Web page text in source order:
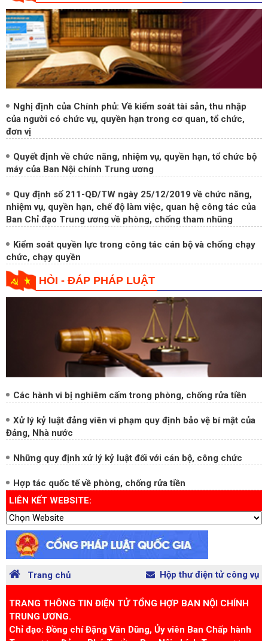
VĂN BẢN NỘI CHÍNH & PCTN
Nghị định của Chính phủ: Về kiểm soát tài sản, thu nhập
của người có chức vụ, quyền hạn trong cơ quan, tổ chức,
đơn vị
Quyết định về chức năng, nhiệm vụ, quyền hạn, tổ chức bộ
máy của Ban Nội chính Trung ương
Quy định số 211-QĐ/TW ngày 25/12/2019 về chức năng,
nhiệm vụ, quyền hạn, chế độ làm việc, quan hệ công tác của
Ban Chỉ đạo Trung ương về phòng, chống tham nhũng
Kiểm soát quyền lực trong công tác cán bộ và chống chạy
chức, chạy quyền
HỎI - ĐÁP PHÁP LUẬT
Các hành vi bị nghiêm cấm trong phòng, chống rửa tiền
Xử lý kỷ luật đảng viên vi phạm quy định bảo vệ bí mật của
Đảng, Nhà nước
Những quy định xử lý kỷ luật đối với cán bộ, công chức
Hợp tác quốc tế về phòng, chống rửa tiền
LIÊN KẾT WEBSITE:
TRANG THÔNG TIN ĐIỆN TỬ TỔNG HỢP BAN NỘI CHÍNH
TRUNG ƯƠNG.